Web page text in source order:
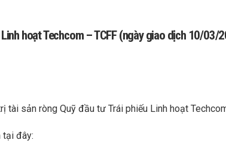
hoạt Techcom – TCFF (ngày giao dịch 10/03/
tài sản ròng Quỹ đầu tư Trái phiếu Linh hoạt
tại đây: